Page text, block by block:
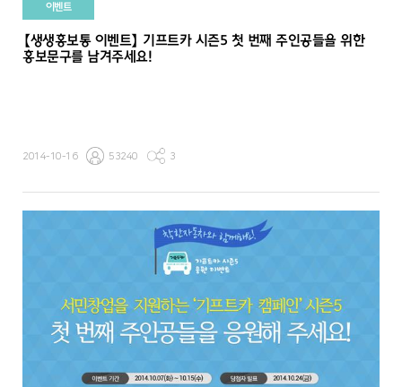
이벤트
【생생홍보통 이벤트】 기프트카 시즌5 첫 번째 주인공들을 위한
홍보문구를 남겨주세요!
2014-10-16 53240 3